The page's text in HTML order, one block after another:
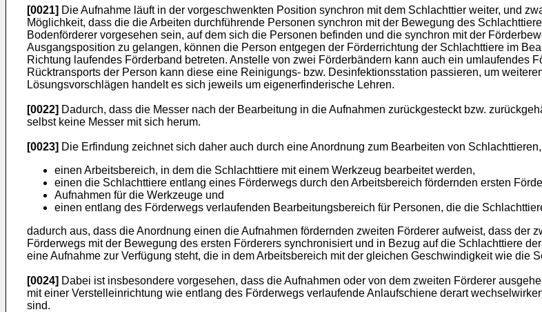
[0021] Die Aufnahme läuft in der vorgeschwenkten Position synchron mit dem Schlachttier weiter, und
Möglichkeit, dass die die Arbeiten durchführende Personen synchron mit der Bewegung des
Bodenförderer vorgesehen sein, auf dem sich die Personen befinden und die synchron mit der
Ausgangsposition zu gelangen, können die Person entgegen der Förderrichtung der Schlachttiere im
Richtung laufendes Förderband betreten. Anstelle von zwei Förderbändern kann auch ein umlaufendes
Rücktransports der Person kann diese eine Reinigungs- bzw. Desinfektionsstation passieren, um
Lösungsvorschlägen handelt es sich jeweils um eigenerfinderische Lehren.
[0022] Dadurch, dass die Messer nach der Bearbeitung in die Aufnahmen zurückgesteckt bzw.
selbst keine Messer mit sich herum.
[0023] Die Erfindung zeichnet sich daher auch durch eine Anordnung zum Bearbeiten von
einen Arbeitsbereich, in dem die Schlachttiere mit einem Werkzeug bearbeitet werden,
einen die Schlachttiere entlang eines Förderwegs durch den Arbeitsbereich fördernden ersten
Aufnahmen für die Werkzeuge und
einen entlang des Förderwegs verlaufenden Bearbeitungsbereich für Personen, die die
dadurch aus, dass die Anordnung einen die Aufnahmen fördernden zweiten Förderer aufweist, dass der
Förderwegs mit der Bewegung des ersten Förderers synchronisiert und in Bezug auf die Schlachttiere
eine Aufnahme zur Verfügung steht, die in dem Arbeitsbereich mit der gleichen Geschwindigkeit wie die
[0024] Dabei ist insbesondere vorgesehen, dass die Aufnahmen oder von dem zweiten Förderer
mit einer Verstelleinrichtung wie entlang des Förderwegs verlaufende Anlaufschiene derart
sind.